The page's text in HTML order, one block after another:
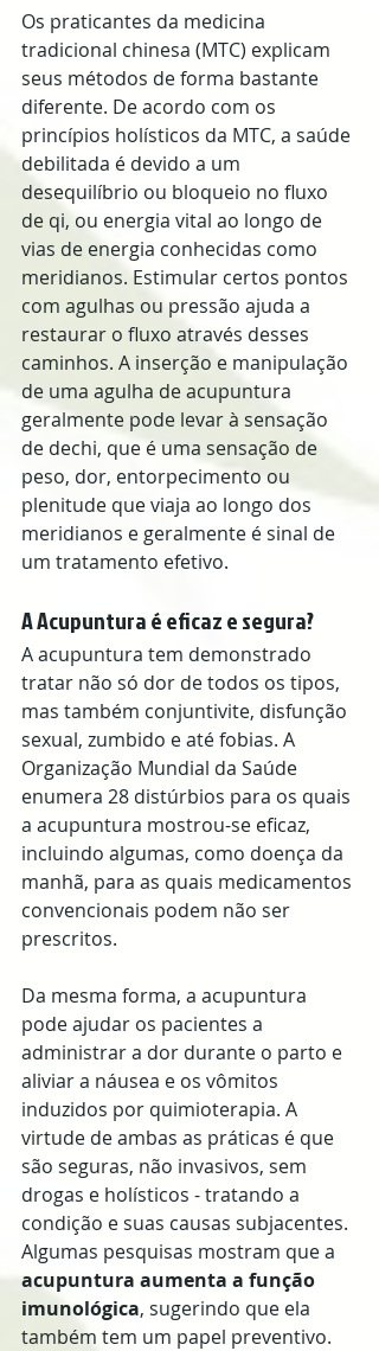
Os praticantes da medicina
tradicional chinesa (MTC) explicam
seus métodos de forma bastante
diferente. De acordo com os
princípios holísticos da MTC, a saúde
debilitada é devido a um
desequilíbrio ou bloqueio no fluxo
de qi, ou energia vital ao longo de
vias de energia conhecidas como
meridianos. Estimular certos pontos
com agulhas ou pressão ajuda a
restaurar o fluxo através desses
caminhos. A inserção e manipulação
de uma agulha de acupuntura
geralmente pode levar à sensação
de dechi, que é uma sensação de
peso, dor, entorpecimento ou
plenitude que viaja ao longo dos
meridianos e geralmente é sinal de
um tratamento efetivo.
A Acupuntura é eficaz e segura?
A acupuntura tem demonstrado
tratar não só dor de todos os tipos,
mas também conjuntivite, disfunção
sexual, zumbido e até fobias. A
Organização Mundial da Saúde
enumera 28 distúrbios para os quais
a acupuntura mostrou-se eficaz,
incluindo algumas, como doença da
manhã, para as quais medicamentos
convencionais podem não ser
prescritos.
Da mesma forma, a acupuntura
pode ajudar os pacientes a
administrar a dor durante o parto e
aliviar a náusea e os vômitos
induzidos por quimioterapia. A
virtude de ambas as práticas é que
são seguras, não invasivos, sem
drogas e holísticos - tratando a
condição e suas causas subjacentes.
Algumas pesquisas mostram que a
acupuntura aumenta a função
imunológica, sugerindo que ela
também tem um papel preventivo.